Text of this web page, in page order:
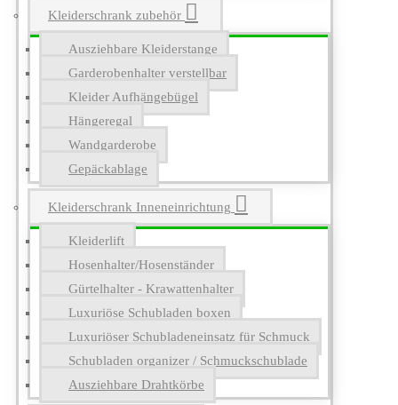
Kleiderschrank zubehör
Ausziehbare Kleiderstange
Garderobenhalter verstellbar
Kleider Aufhängebügel
Hängeregal
Wandgarderobe
Gepäckablage
Kleiderschrank Inneneinrichtung
Kleiderlift
Hosenhalter/Hosenständer
Gürtelhalter - Krawattenhalter
Luxuriöse Schubladen boxen
Luxuriöser Schubladeneinsatz für Schmuck
Schubladen organizer / Schmuckschublade
Ausziehbare Drahtkörbe